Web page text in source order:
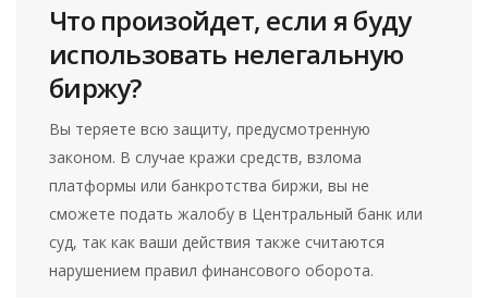
Что произойдет, если я буду
использовать нелегальную
биржу?
Вы теряете всю защиту, предусмотренную
законом. В случае кражи средств, взлома
платформы или банкротства биржи, вы не
сможете подать жалобу в Центральный банк или
суд, так как ваши действия также считаются
нарушением правил финансового оборота.